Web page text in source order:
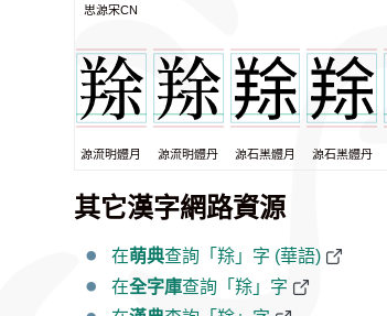
思源宋CN
源流明體月 源流明體丹 源石黑體月 源石黑體丹
其它漢字網路資源
在萌典查詢「䍱」字 (華語)
在全字庫查詢「䍱」字